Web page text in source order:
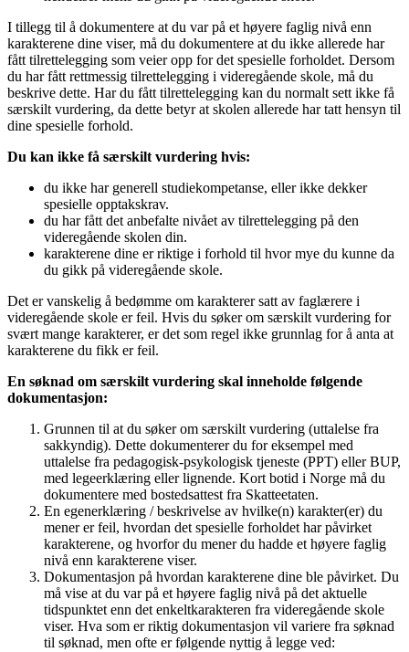
I tillegg til å dokumentere at du var på et høyere faglig nivå enn
karakterene dine viser, må du dokumentere at du ikke allerede har
fått tilrettelegging som veier opp for det spesielle forholdet. Dersom
du har fått rettmessig tilrettelegging i videregående skole, må du
beskrive dette. Har du fått tilrettelegging kan du normalt sett ikke få
særskilt vurdering, da dette betyr at skolen allerede har tatt hensyn til
dine spesielle forhold.
Du kan ikke få særskilt vurdering hvis:
du ikke har generell studiekompetanse, eller ikke dekker
spesielle opptakskrav.
du har fått det anbefalte nivået av tilrettelegging på den
videregående skolen din.
karakterene dine er riktige i forhold til hvor mye du kunne da
du gikk på videregående skole.
Det er vanskelig å bedømme om karakterer satt av faglærere i
videregående skole er feil. Hvis du søker om særskilt vurdering for
svært mange karakterer, er det som regel ikke grunnlag for å anta at
karakterene du fikk er feil.
En søknad om særskilt vurdering skal inneholde følgende
dokumentasjon:
Grunnen til at du søker om særskilt vurdering (uttalelse fra
sakkyndig). Dette dokumenterer du for eksempel med
uttalelse fra pedagogisk-psykologisk tjeneste (PPT) eller BUP,
med legeerklæring eller lignende. Kort botid i Norge må du
dokumentere med bostedsattest fra Skatteetaten.
En egenerklæring / beskrivelse av hvilke(n) karakter(er) du
mener er feil, hvordan det spesielle forholdet har påvirket
karakterene, og hvorfor du mener du hadde et høyere faglig
nivå enn karakterene viser.
Dokumentasjon på hvordan karakterene dine ble påvirket. Du
må vise at du var på et høyere faglig nivå på det aktuelle
tidspunktet enn det enkeltkarakteren fra videregående skole
viser. Hva som er riktig dokumentasjon vil variere fra søknad
til søknad, men ofte er følgende nyttig å legge ved: